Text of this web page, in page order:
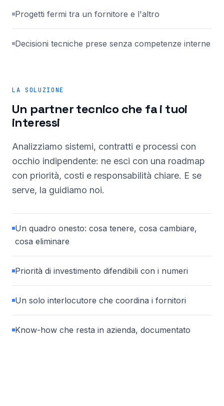
Progetti fermi tra un fornitore e l'altro
Decisioni tecniche prese senza competenze interne
LA SOLUZIONE
Un partner tecnico che fa i tuoi
interessi
Analizziamo sistemi, contratti e processi con
occhio indipendente: ne esci con una roadmap
con priorità, costi e responsabilità chiare. E se
serve, la guidiamo noi.
Un quadro onesto: cosa tenere, cosa cambiare,
cosa eliminare
Priorità di investimento difendibili con i numeri
Un solo interlocutore che coordina i fornitori
Know-how che resta in azienda, documentato